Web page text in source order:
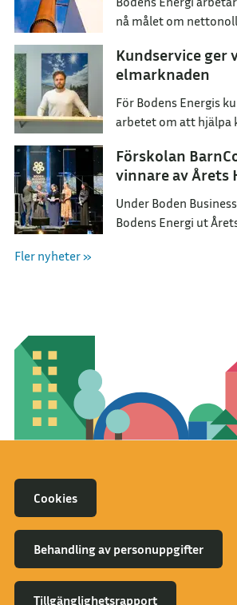
nå målet om
Kundservice ger
elmarknaden
För Bodens Energis
arbetet om att hjälpa
dem i deras vardag.
Förskolan
vinnare av Årets
Under Boden
Bodens Energi ut
Fler nyheter »
Cookies
Behandling av personuppgifter
Tillgänglighetsrapport